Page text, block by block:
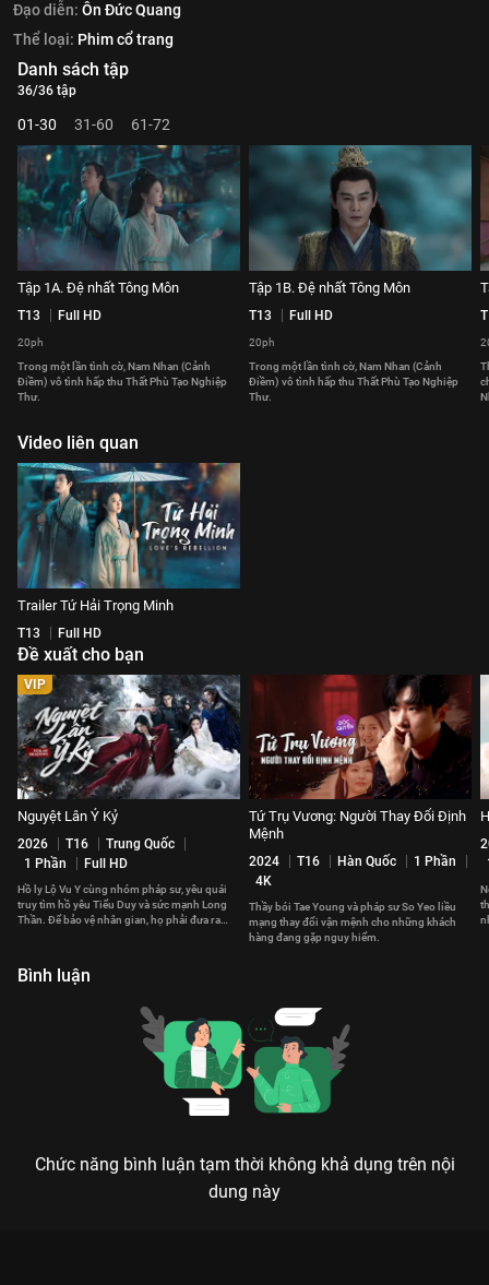
Đạo diễn: Ôn Đức Quang
Thể loại: Phim cổ trang
Danh sách tập
36/36 tập
01-30 31-60 61-72
Tập 1A. Đệ nhất Tông Môn
T13 Full HD
20ph
Trong một lần tình cờ, Nam Nhan (Cảnh
Điềm) vô tình hấp thu Thất Phù Tạo Nghiệp
Thư.
Tập 1B. Đệ nhất Tông Môn
T13 Full HD
20ph
Trong một lần tình cờ, Nam Nhan (Cảnh
Điềm) vô tình hấp thu Thất Phù Tạo Nghiệp
Thư.
Video liên quan
Trailer Tứ Hải Trọng Minh
T13 Full HD
Đề xuất cho bạn
VIP
Nguyệt Lân Ỷ Kỷ
2026 T16
Trung Quốc
1 Phần
Full HD
Hồ ly Lộ Vu Y cùng nhóm pháp sư, yêu quái
truy tìm hồ yêu Tiểu Duy và sức mạnh Long
Thần. Để bảo vệ nhân gian, họ phải đưa ra
Tứ Trụ Vương: Người Thay Đổi Định
Mệnh
2024 T16 Hàn Quốc
1 Phần
4K
Thầy bói Tae Young và pháp sư So Yeo liều
mạng thay đổi vận mệnh cho những khách
hàng đang gặp nguy hiểm.
Bình luận
Chức năng bình luận tạm thời không khả dụng trên nội
dung này